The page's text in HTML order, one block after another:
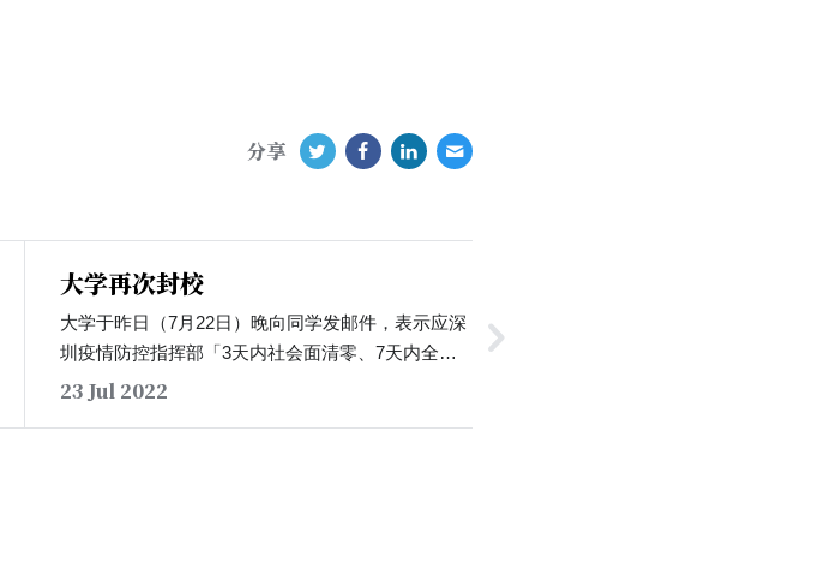
分享
大学再次封校
大学于昨日（7月22日）晚向同学发邮件，表示应深
圳疫情防控指挥部「3天内社会面清零、7天内全面
控制」的要求，大学将自23日起实行7日的「校园全
23 Jul 2022